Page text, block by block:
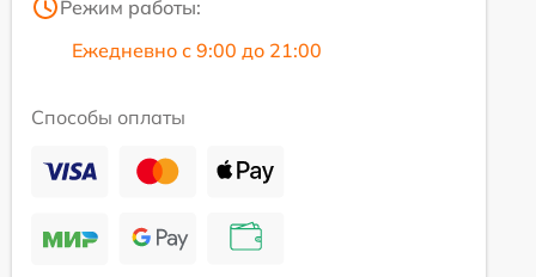
Режим работы:
Ежедневно с 9:00 до 21:00
Способы оплаты